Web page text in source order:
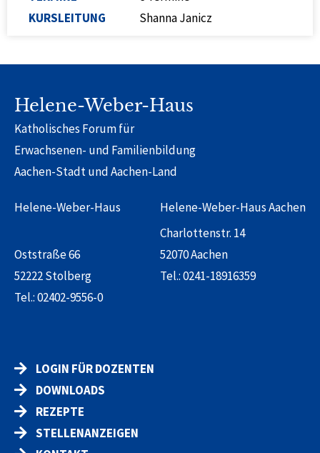
KURSLEITUNG
Shanna Janicz
Helene-Weber-Haus
Katholisches Forum für
Erwachsenen- und Familienbildung
Aachen-Stadt und Aachen-Land
Helene-Weber-Haus
Oststraße 66
52222 Stolberg
Tel.:02402-9556-0
Helene-Weber-Haus Aachen
Charlottenstr. 14
52070 Aachen
Tel.:0241-18916359
LOGIN FÜR DOZENTEN
DOWNLOADS
REZEPTE
STELLENANZEIGEN